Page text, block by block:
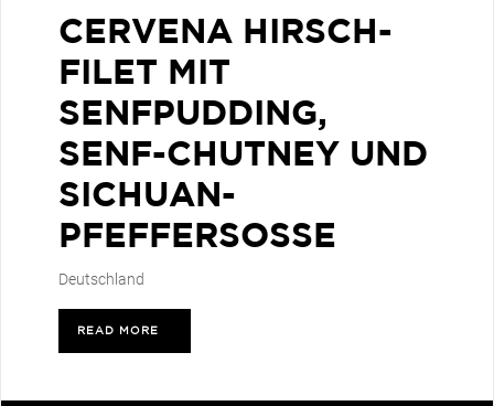
CERVENA HIRSCH-
FILET MIT
SENFPUDDING,
SENF-CHUTNEY UND
SICHUAN-
PFEFFERSOSSE
Deutschland
READ MORE